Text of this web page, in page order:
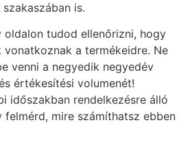
is.
oldalon tudod ellenőrizni, hogy
a termékeidre. Ne
venni a negyedik negyedév
értékesítési volumenét!
időszakban rendelkezésre álló
felmérd, mire számíthatsz ebben